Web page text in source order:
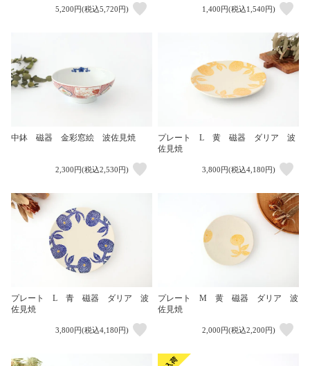
5,200円(税込5,720円) 1,400円(税込1,540円)
中鉢 磁器 金彩窓絵 波佐見焼
2,300円(税込2,530円)
プレート L 黄 磁器 ダリア 波
佐見焼
3,800円(税込4,180円)
プレート L 青 磁器 ダリア 波
佐見焼
3,800円(税込4,180円)
プレート M 黄 磁器 ダリア 波
佐見焼
2,000円(税込2,200円)